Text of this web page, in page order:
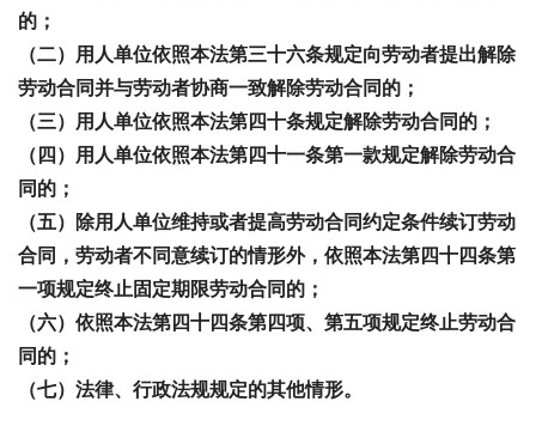
的；
（二）用人单位依照本法第三十六条规定向劳动者提出解除
劳动合同并与劳动者协商一致解除劳动合同的；
（三）用人单位依照本法第四十条规定解除劳动合同的；
（四）用人单位依照本法第四十一条第一款规定解除劳动合
同的；
（五）除用人单位维持或者提高劳动合同约定条件续订劳动
合同，劳动者不同意续订的情形外，依照本法第四十四条第
一项规定终止固定期限劳动合同的；
（六）依照本法第四十四条第四项、第五项规定终止劳动合
同的；
（七）法律、行政法规规定的其他情形。